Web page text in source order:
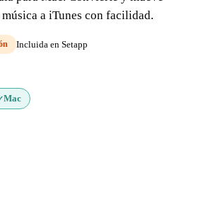
a iTunes con facilidad.
Incluida en Setapp
Mac